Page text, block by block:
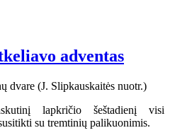
adventas
lapkričio šeštadienį visi
su tremtinių palikuonimis.